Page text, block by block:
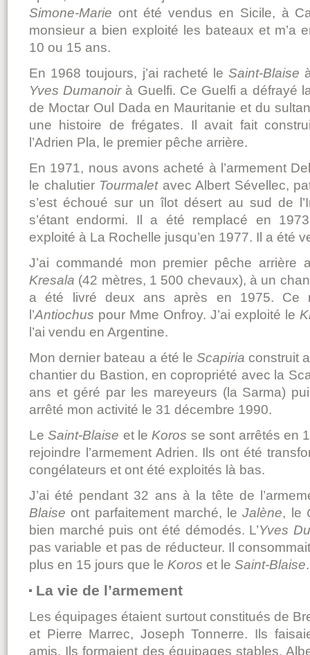
Simone-Marie ont été vendus en Sicile, à
monsieur a bien exploité les bateaux et m’a
10 ou 15 ans.
En 1968 toujours, j’ai racheté leSaint-Blaise
Yves Dumanoirà Guelfi. Ce Guelfi a défrayé
de Moctar Oul Dada en Mauritanie et du
une histoire de frégates. Il avait fait
l’Adrien Pla, le premier pêche arrière.
En 1971, nous avons acheté à l’armement
le chalutier Tourmaletavec Albert Sévellec,
s’est échoué sur un îlot désert au sud de
s’étant endormi. Il a été remplacé en
exploité à La Rochelle jusqu’en 1977. Il a été
J’ai commandé mon premier pêche arrière
Kresala (42 mètres, 1 500 chevaux), à un
a été livré deux ans après en 1975. Ce
l’Antiochus pour Mme Onfroy. J’ai exploité le
l’ai vendu en Argentine.
Mon dernier bateau a été le Scapiria construit
chantier du Bastion, en copropriété avec la
ans et géré par les mareyeurs (la Sarma)
arrêté mon activité le 31 décembre 1990.
LeSaint-Blaise et le Koros se sont arrêtés en
rejoindre l’armement Adrien. Ils ont été
congélateurs et ont été exploités là bas.
J’ai été pendant 32 ans à la tête de
Blaise ont parfaitement marché, leJalène, le
bien marché puis ont été démodés. L’Yves
pas variable et pas de réducteur. Il
plus en 15 jours que le Koros et le Saint-Blaise.
La vie de l’armement
Les équipages étaient surtout constitués de
et Pierre Marrec, Joseph Tonnerre. Ils
amis. Ils formaient des équipages stables.